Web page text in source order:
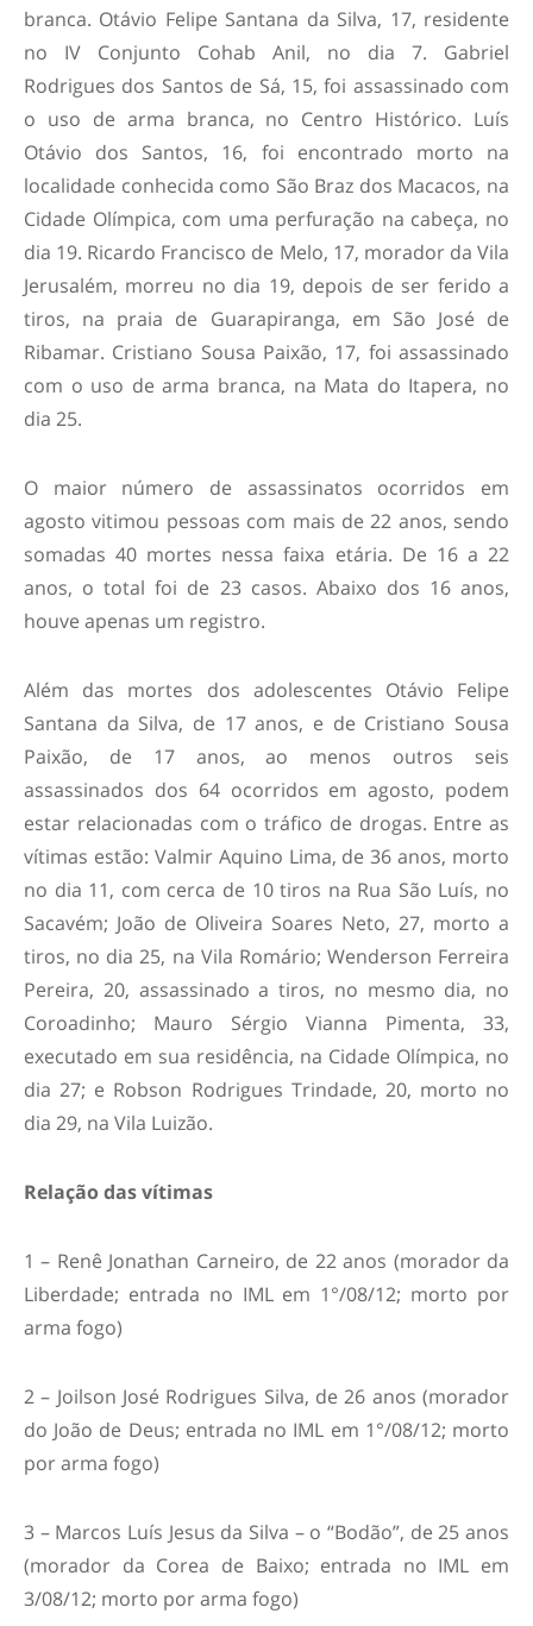
branca. Otávio Felipe Santana da Silva, 17, residente
no IV Conjunto Cohab Anil, no dia 7. Gabriel
Rodrigues dos Santos de Sá, 15, foi assassinado com
o uso de arma branca, no Centro Histórico. Luís
Otávio dos Santos, 16, foi encontrado morto na
localidade conhecida como São Braz dos Macacos, na
Cidade Olímpica, com uma perfuração na cabeça, no
dia 19. Ricardo Francisco de Melo, 17, morador da Vila
Jerusalém, morreu no dia 19, depois de ser ferido a
tiros, na praia de Guarapiranga, em São José de
Ribamar. Cristiano Sousa Paixão, 17, foi assassinado
com o uso de arma branca, na Mata do Itapera, no
dia 25.
O maior número de assassinatos ocorridos em
agosto vitimou pessoas com mais de 22 anos, sendo
somadas 40 mortes nessa faixa etária. De 16 a 22
anos, o total foi de 23 casos. Abaixo dos 16 anos,
houve apenas um registro.
Além das mortes dos adolescentes Otávio Felipe
Santana da Silva, de 17 anos, e de Cristiano Sousa
Paixão, de 17 anos, ao menos outros seis
assassinados dos 64 ocorridos em agosto, podem
estar relacionadas com o tráfico de drogas. Entre as
vítimas estão: Valmir Aquino Lima, de 36 anos, morto
no dia 11, com cerca de 10 tiros na Rua São Luís, no
Sacavém; João de Oliveira Soares Neto, 27, morto a
tiros, no dia 25, na Vila Romário; Wenderson Ferreira
Pereira, 20, assassinado a tiros, no mesmo dia, no
Coroadinho; Mauro Sérgio Vianna Pimenta, 33,
executado em sua residência, na Cidade Olímpica, no
dia 27; e Robson Rodrigues Trindade, 20, morto no
dia 29, na Vila Luizão.
Relação das vítimas
1 – Renê Jonathan Carneiro, de 22 anos (morador da
Liberdade; entrada no IML em 1°/08/12; morto por
arma fogo)
2 – Joilson José Rodrigues Silva, de 26 anos (morador
do João de Deus; entrada no IML em 1°/08/12; morto
por arma fogo)
3 – Marcos Luís Jesus da Silva – o “Bodão”, de 25 anos
(morador da Corea de Baixo; entrada no IML em
3/08/12; morto por arma fogo)